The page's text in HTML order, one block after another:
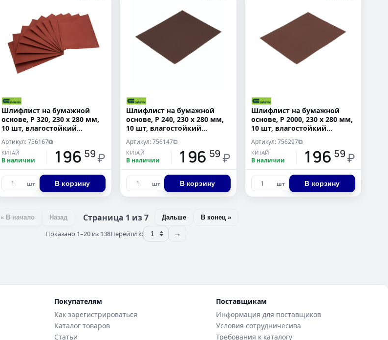
Шлифлист на бумажной
основе, P 320, 230 х 280 мм,
10 шт, влагостойкий
Артикул: 756167⧉
КИТАЙ
В наличии 196 59₽
шт В корзину
Шлифлист на бумажной
основе, P 240, 230 х 280 мм,
10 шт, влагостойкий
Артикул: 756147⧉
КИТАЙ
В наличии 196 59 ₽
шт В корзину
Шлифлист на бумажной
основе, P 2000, 230 х 280 мм,
10 шт, влагостойкий
Артикул: 756297⧉
КИТАЙ
В наличии 196 59₽
шт В корзину
« В начало Назад Страница 1 из 7 Дальше В конец »
Показано 1–20 из 138Перейти к: →
Покупателям
Как зарегистрироваться
Каталог товаров
Статьи
Поставщикам
Информация для поставщиков
Условия сотрудничесива
Требования к каталогу